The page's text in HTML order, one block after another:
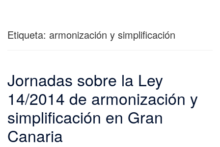
Etiqueta: armonización y simplificación
Jornadas sobre la Ley
14/2014 de armonización y
simplificación en Gran
Canaria